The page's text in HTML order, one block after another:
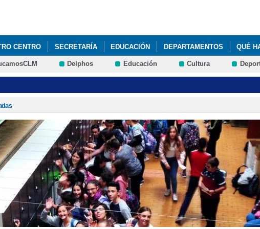
CENTRO SECRETARÍA EDUCACIÓN DEPARTAMENTOS QUÉ
DE MATRÍCULAS E INFORMACIÓN DE MATERIAS DEL CURSO 2026-2027
Delphos Educación Cultura